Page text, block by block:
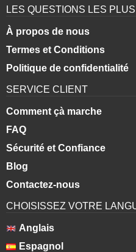
LES QUESTIONS LES
À propos de nous
Termes et Conditions
Politique de confidentialité
SERVICE CLIENT
Comment çà marche
FAQ
Sécurité et Confiance
Blog
Contactez-nous
CHOISISSEZ VOTRE
Anglais
Espagnol